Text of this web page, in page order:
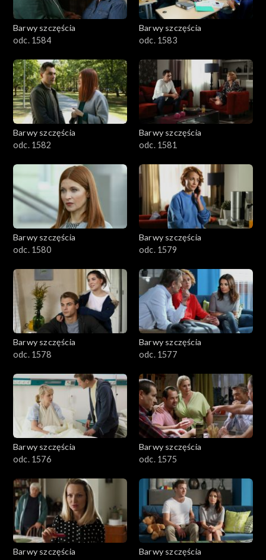
Barwy szczęścia
odc. 1584
Barwy szczęścia
odc. 1583
Barwy szczęścia
odc. 1582
Barwy szczęścia
odc. 1581
Barwy szczęścia
odc. 1580
Barwy szczęścia
odc. 1579
Barwy szczęścia
odc. 1578
Barwy szczęścia
odc. 1577
Barwy szczęścia
odc. 1576
Barwy szczęścia
odc. 1575
Barwy szczęścia
Barwy szczęścia